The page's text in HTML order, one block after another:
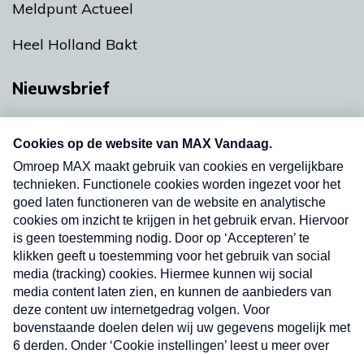
Meldpunt Actueel
Heel Holland Bakt
Nieuwsbrief
nieuwsbrief. Elke vrijdag- en dinsdagochtend in
uw mailbox.
Verzend